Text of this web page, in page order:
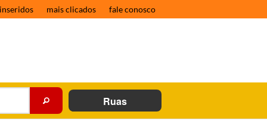
mais clicados fale conosco
Ruas